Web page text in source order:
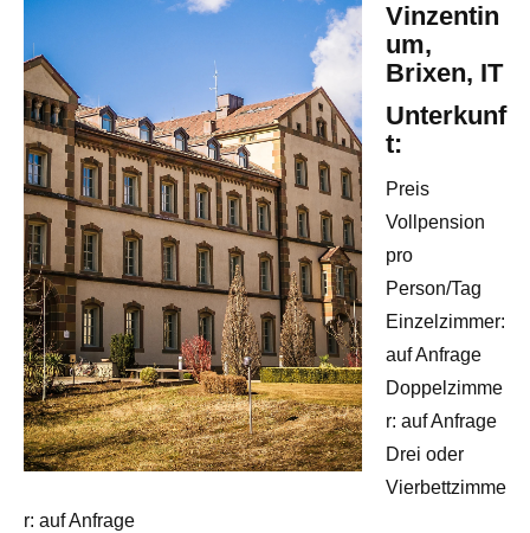
Vinzentin
um,
Brixen, IT
Unterkunf
t:
Preis
Vollpension
pro
Person/Tag
Einzelzimmer:
auf Anfrage
Doppelzimme
r: auf Anfrage
Drei oder
Vierbettzimme
r: auf Anfrage